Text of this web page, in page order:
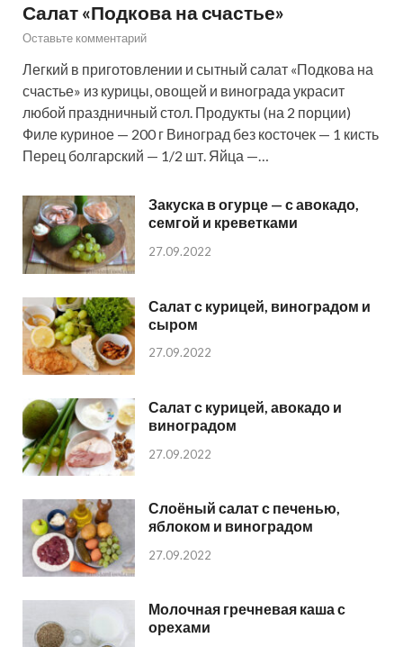
Салат «Подкова на счастье»
Оставьте комментарий
Легкий в приготовлении и сытный салат «Подкова на
счастье» из курицы, овощей и винограда украсит
любой праздничный стол. Продукты (на 2 порции)
Филе куриное — 200 г Виноград без косточек — 1 кисть
Перец болгарский — 1/2 шт. Яйца —…
Закуска в огурце — с авокадо,
семгой и креветками
27.09.2022
Салат с курицей, виноградом и
сыром
27.09.2022
Салат с курицей, авокадо и
виноградом
27.09.2022
Слоёный салат с печенью,
яблоком и виноградом
27.09.2022
Молочная гречневая каша с
орехами